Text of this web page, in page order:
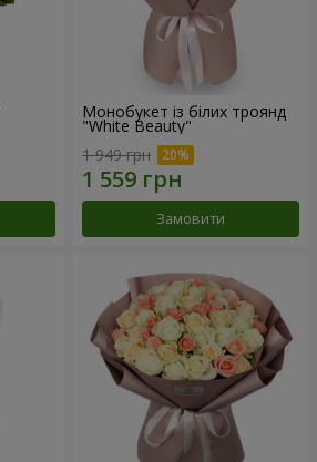
Монобукет із білих троянд
"White Beauty"
1 949 грн
Замовити